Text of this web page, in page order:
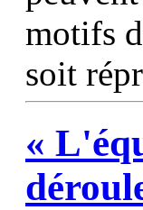
motifs
soit
«